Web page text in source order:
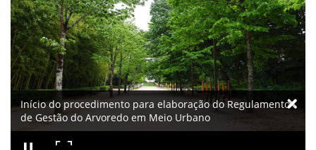
Início do procedimento para elaboração do Regulamento
de Gestão do Arvoredo em Meio Urbano